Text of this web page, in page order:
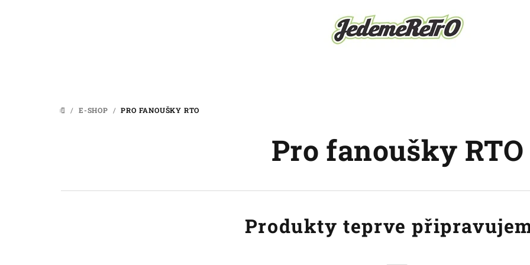
DOMŮ
/ E-SHOP / PRO FANOUŠKY RTO
Pro fanoušky RTO
Produkty teprve